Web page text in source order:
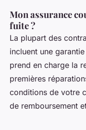
Mon assurance
fuite ?
La plupart des
incluent une
prend en charge la
premières
conditions de votre
de remboursement